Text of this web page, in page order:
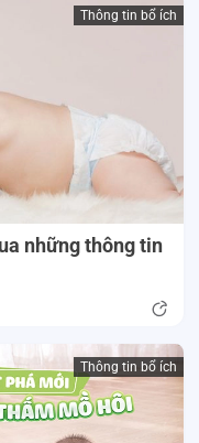
Thông tin bổ ích
những thông tin
Thông tin bổ ích